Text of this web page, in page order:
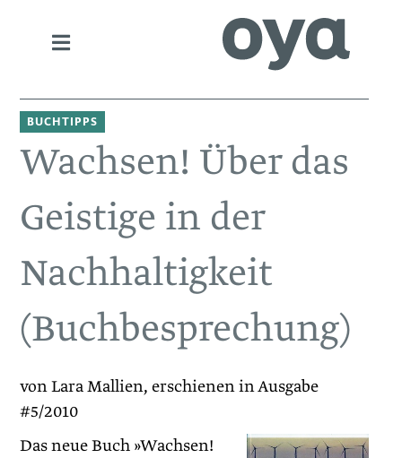
BUCHTIPPS
Wachsen! Über das
Geistige in der
Nachhaltigkeit
(Buchbesprechung)
von Lara Mallien, erschienen in Ausgabe
#5/2010
Das neue Buch »Wachsen!